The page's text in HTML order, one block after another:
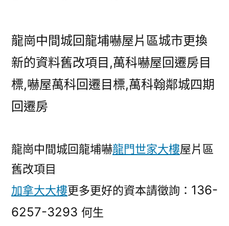
龍崗中間城回龍埔嚇屋片區城市更換
新的資料舊改項目,萬科嚇屋回遷房目
標,嚇屋萬科回遷目標,萬科翰鄰城四期
回遷房
龍崗中間城回龍埔嚇龍門世家大樓屋片區
舊改項目
加拿大大樓更多更好的資本請徵詢： 136-
6257-3293 何生